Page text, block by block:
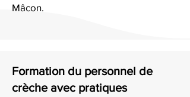
Mâcon.
Formation du personnel de
crèche avec pratiques